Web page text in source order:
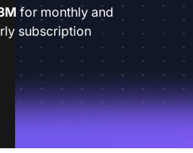
for monthly and
subscription